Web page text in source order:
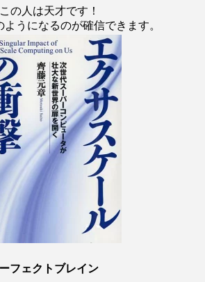
この人は天才です！
うになるのが確信できます。
フェクトブレイン